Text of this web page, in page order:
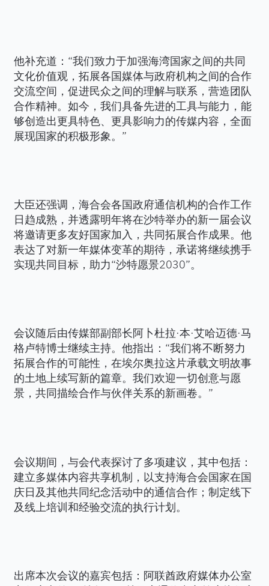
他补充道：“我们致力于加强海湾国家之间的共同
文化价值观，拓展各国媒体与政府机构之间的合作
交流空间，促进民众之间的理解与联系，营造团队
合作精神。如今，我们具备先进的工具与能力，能
够创造出更具特色、更具影响力的传媒内容，全面
展现国家的积极形象。”
大臣还强调，海合会各国政府通信机构的合作工作
日趋成熟，并透露明年将在沙特举办的新一届会议
将邀请更多友好国家加入，共同拓展合作成果。他
表达了对新一年媒体变革的期待，承诺将继续携手
实现共同目标，助力“沙特愿景2030”。
会议随后由传媒部副部长阿卜杜拉·本·艾哈迈德·马
格卢特博士继续主持。他指出：“我们将不断努力
拓展合作的可能性，在埃尔奥拉这片承载文明故事
的土地上续写新的篇章。我们欢迎一切创意与愿
景，共同描绘合作与伙伴关系的新画卷。”
会议期间，与会代表探讨了多项建议，其中包括：
建立多媒体内容共享机制，以支持海合会国家在国
庆日及其他共同纪念活动中的通信合作；制定线下
及线上培训和经验交流的执行计划。
出席本次会议的嘉宾包括：阿联酋政府媒体办公室